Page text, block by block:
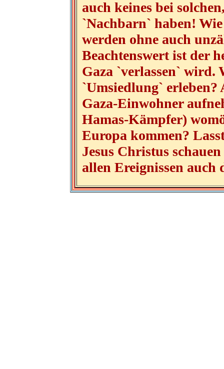
auch keines bei
`Nachbarn` haben!
werden ohne auch
Beachtenswert ist der
Gaza `verlassen` wird.
`Umsiedlung`
Gaza-Einwohner
Hamas-Kämpfer)
Europa kommen?
Jesus Christus
allen Ereignissen